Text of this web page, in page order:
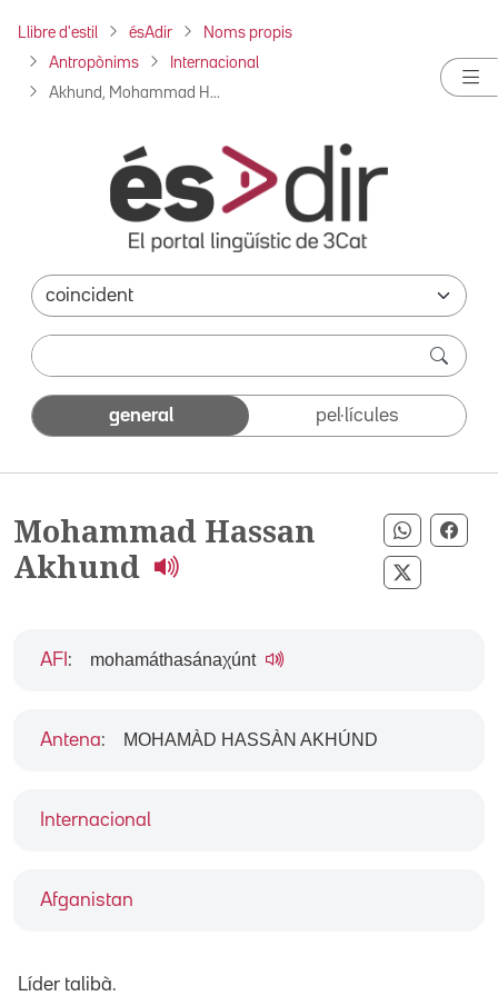
Llibre d'estil ésAdir Noms propis
Antropònims Internacional
Akhund, Mohammad H...
general pel·lícules
Mohammad Hassan
Akhund
Compartir
Internacional
Afganistan
AFI : mohamáthasánaχúnt
Antena: MOHAMÀD HASSÀN AKHÚND
Líder talibà.